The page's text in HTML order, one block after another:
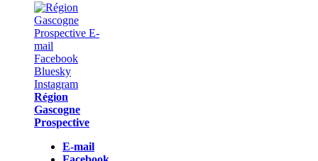
Région
Gascogne
Prospective
E-mail